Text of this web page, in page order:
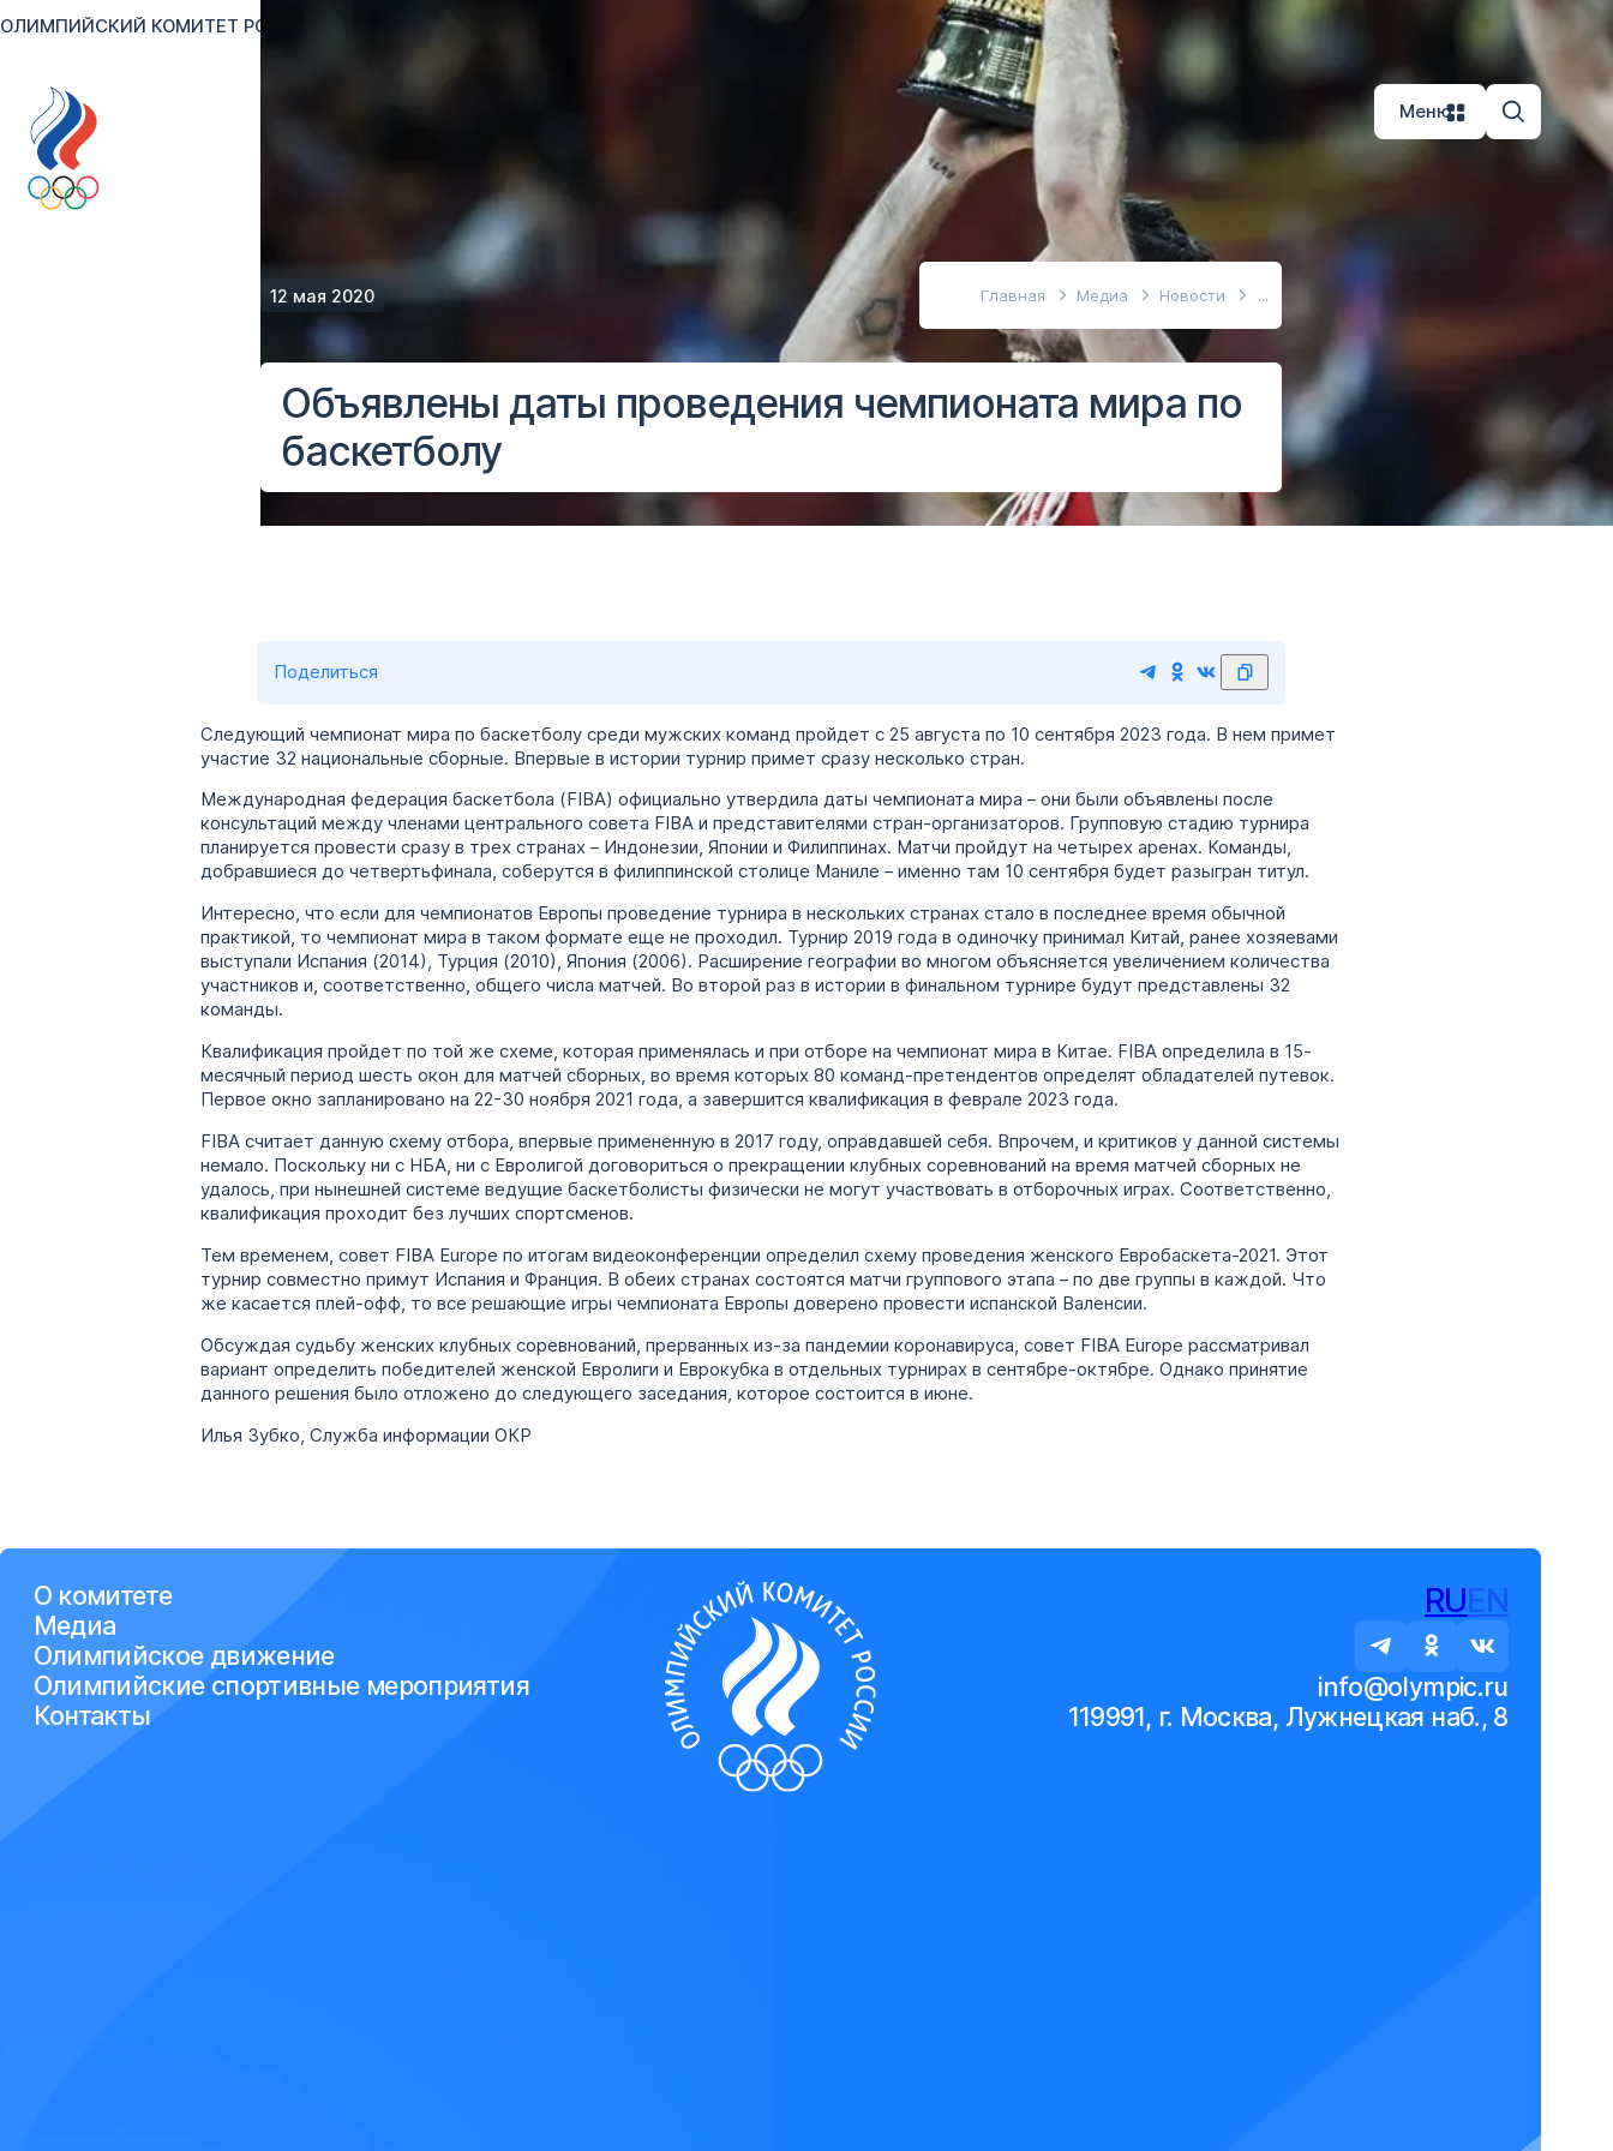
ОЛИМПИЙСКИЙ КОМИТЕТ РОССИИ
Меню
12 мая 2020 Главная Медиа Новости
Объявлены даты проведения чемпионата мира по
баскетболу
Поделиться
Следующий чемпионат мира по баскетболу среди мужских команд пройдет с 25 августа по 10 сентября 2023 года. В нем примет
участие 32 национальные сборные. Впервые в истории турнир примет сразу несколько стран.
Международная федерация баскетбола (FIBA) официально утвердила даты чемпионата мира – они были объявлены после
консультаций между членами центрального совета FIBA и представителями стран-организаторов. Групповую стадию турнира
планируется провести сразу в трех странах – Индонезии, Японии и Филиппинах. Матчи пройдут на четырех аренах. Команды,
добравшиеся до четвертьфинала, соберутся в филиппинской столице Маниле – именно там 10 сентября будет разыгран титул.
Интересно, что если для чемпионатов Европы проведение турнира в нескольких странах стало в последнее время обычной
практикой, то чемпионат мира в таком формате еще не проходил. Турнир 2019 года в одиночку принимал Китай, ранее хозяевами
выступали Испания (2014), Турция (2010), Япония (2006). Расширение географии во многом объясняется увеличением количества
участников и, соответственно, общего числа матчей. Во второй раз в истории в финальном турнире будут представлены 32
команды.
Квалификация пройдет по той же схеме, которая применялась и при отборе на чемпионат мира в Китае. FIBA определила в 15-
месячный период шесть окон для матчей сборных, во время которых 80 команд-претендентов определят обладателей путевок.
Первое окно запланировано на 22-30 ноября 2021 года, а завершится квалификация в феврале 2023 года.
FIBA считает данную схему отбора, впервые примененную в 2017 году, оправдавшей себя. Впрочем, и критиков у данной системы
немало. Поскольку ни с НБА, ни с Евролигой договориться о прекращении клубных соревнований на время матчей сборных не
удалось, при нынешней системе ведущие баскетболисты физически не могут участвовать в отборочных играх. Соответственно,
квалификация проходит без лучших спортсменов.
Тем временем, совет FIBA Europе по итогам видеоконференции определил схему проведения женского Евробаскета-2021. Этот
турнир совместно примут Испания и Франция. В обеих странах состоятся матчи группового этапа – по две группы в каждой. Что
же касается плей-офф, то все решающие игры чемпионата Европы доверено провести испанской Валенсии.
Обсуждая судьбу женских клубных соревнований, прерванных из-за пандемии коронавируса, совет FIBA Europе рассматривал
вариант определить победителей женской Евролиги и Еврокубка в отдельных турнирах в сентябре-октябре. Однако принятие
данного решения было отложено до следующего заседания, которое состоится в июне.
Илья Зубко, Служба информации ОКР
О комитете
Медиа
Олимпийское движение
Олимпийские спортивные мероприятия
Контакты
RUEN
info@olympic.ru
119991, г. Москва, Лужнецкая наб., 8